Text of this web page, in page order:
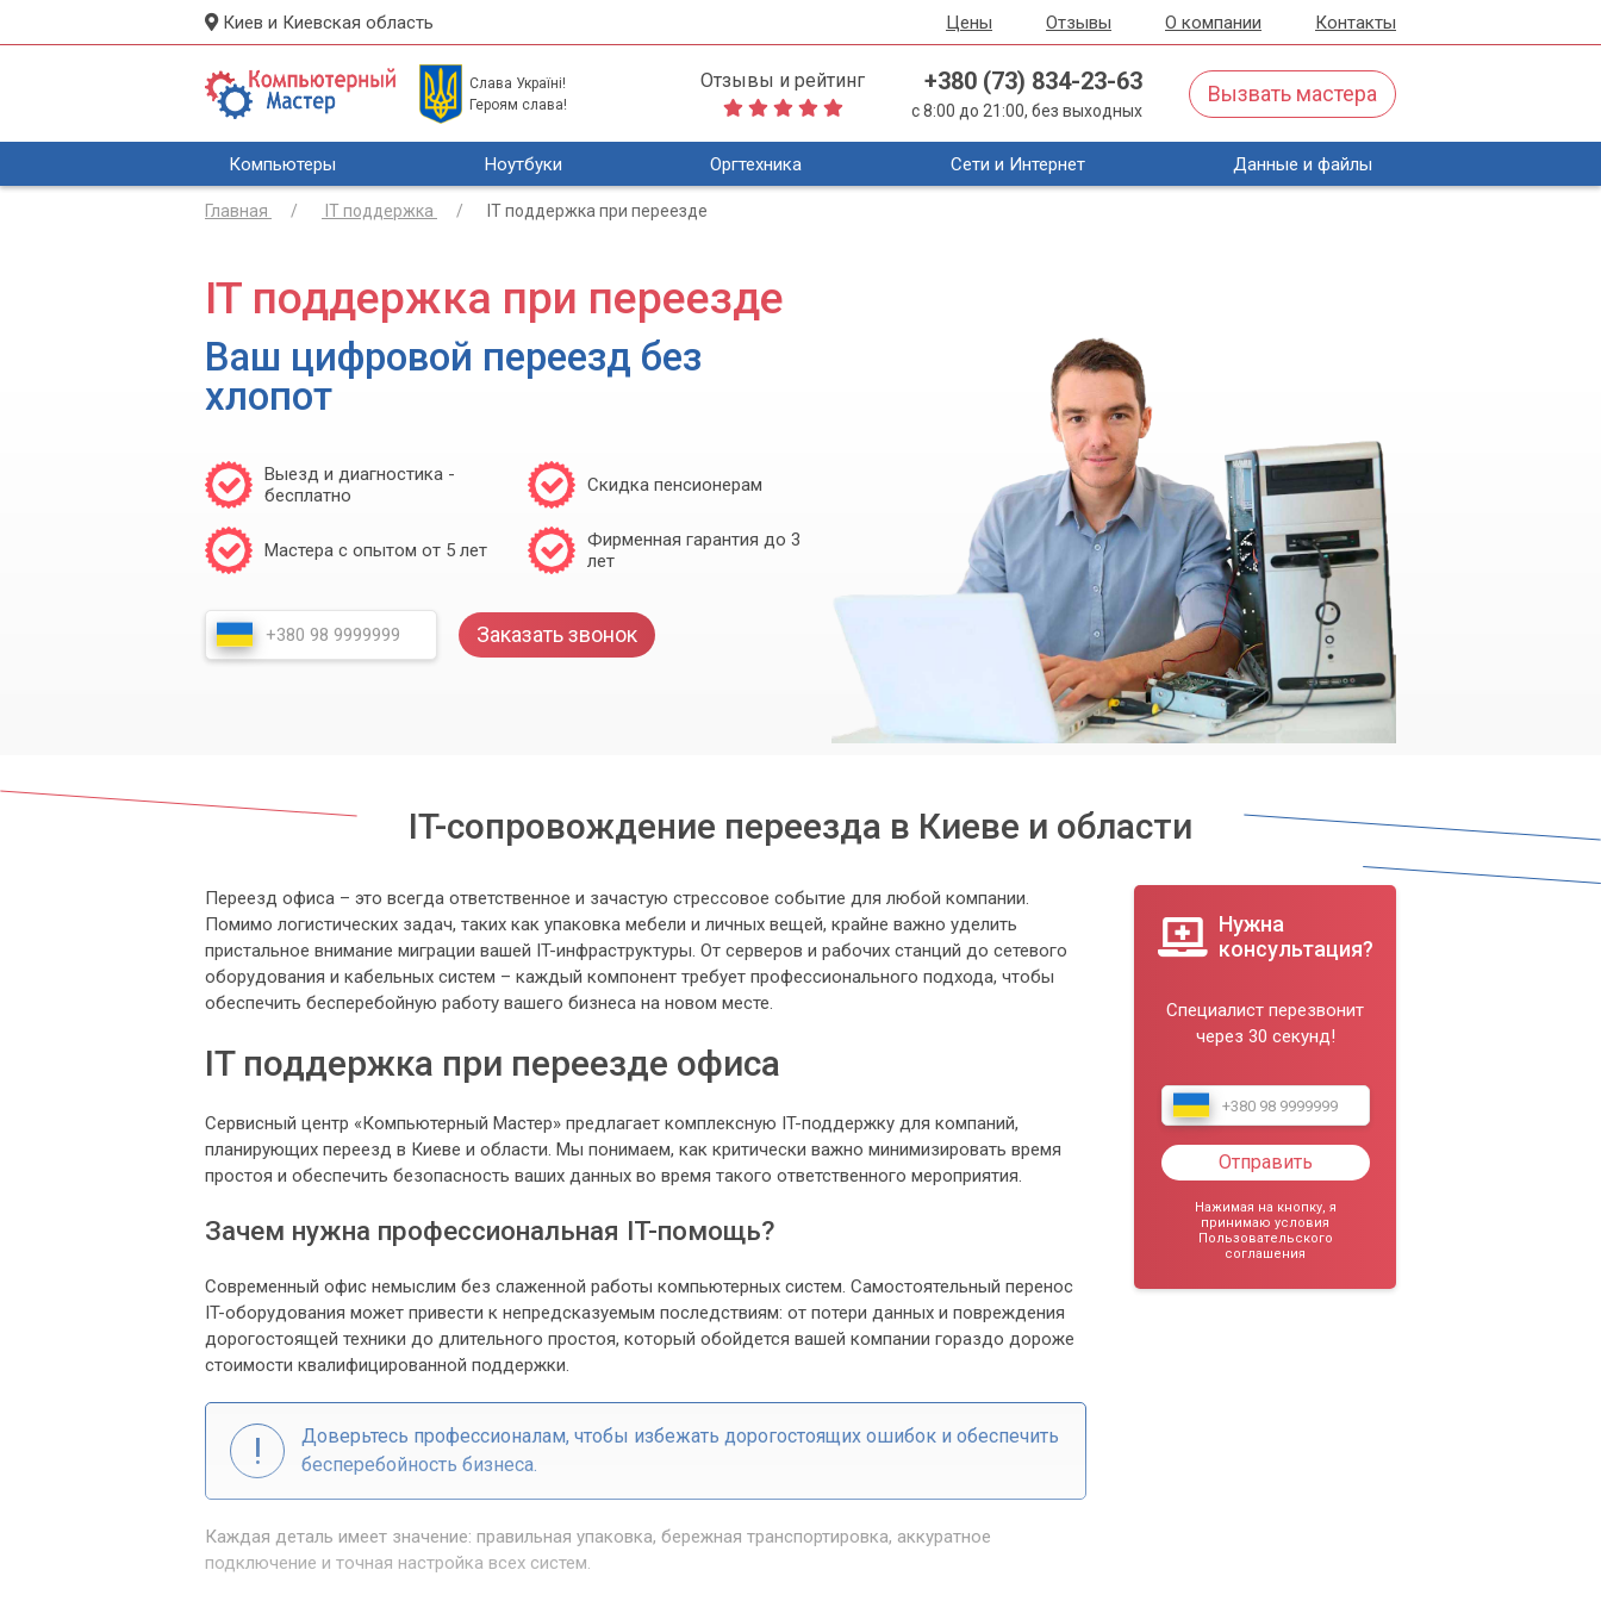
Киев и Киевская область Цены Отзывы О компании Контакты
Слава Україні!
Героям слава!
Отзывы и рейтинг +380 (73) 834-23-63
с 8:00 до 21:00, без выходных
Вызвать мастера
Компьютеры Ноутбуки Оргтехника Сети и Интернет Данные и файлы
Главная IT поддержка IT поддержка при переезде
IT поддержка при переезде
Ваш цифровой переезд без
хлопот
Выезд и диагностика -
бесплатно
Скидка пенсионерам
Мастера с опытом от 5 лет
Фирменная гарантия до 3
лет
Заказать звонок
IT-сопровождение переезда в Киеве и области
Переезд офиса – это всегда ответственное и зачастую стрессовое событие для любой компании.
Помимо логистических задач, таких как упаковка мебели и личных вещей, крайне важно уделить
пристальное внимание миграции вашей IT-инфраструктуры. От серверов и рабочих станций до сетевого
оборудования и кабельных систем – каждый компонент требует профессионального подхода, чтобы
обеспечить бесперебойную работу вашего бизнеса на новом месте.
IT поддержка при переезде офиса
Сервисный центр «Компьютерный Мастер» предлагает комплексную IT-поддержку для компаний,
планирующих переезд в Киеве и области. Мы понимаем, как критически важно минимизировать время
простоя и обеспечить безопасность ваших данных во время такого ответственного мероприятия.
Зачем нужна профессиональная IT-помощь?
Современный офис немыслим без слаженной работы компьютерных систем. Самостоятельный перенос
IT-оборудования может привести к непредсказуемым последствиям: от потери данных и повреждения
дорогостоящей техники до длительного простоя, который обойдется вашей компании гораздо дороже
стоимости квалифицированной поддержки.
Доверьтесь профессионалам, чтобы избежать дорогостоящих ошибок и обеспечить
бесперебойность бизнеса.
Каждая деталь имеет значение: правильная упаковка, бережная транспортировка, аккуратное
подключение и точная настройка всех систем.
Нужна
консультация?
Специалист перезвонит
через 30 секунд!
Отправить
Нажимая на кнопку, я
принимаю условия
Пользовательского
соглашения